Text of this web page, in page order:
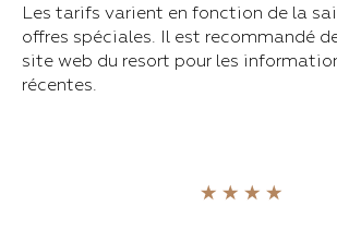
Les tarifs varient en fonction de la
offres spéciales. Il est recommandé
site web du resort pour les
récentes.